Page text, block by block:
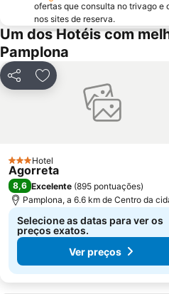
ofertas que consulta no trivago e
nos sites de reserva.
Um dos Hotéis com
Pamplona
PartilharAdicionar aos favoritos
3 Estrelas
Hotel
Agorreta
8,6 Excelente (895 pontuações)
Pamplona, a 6.6 km de Centro da
Selecione as datas para ver os
preços exatos.
Ver preços